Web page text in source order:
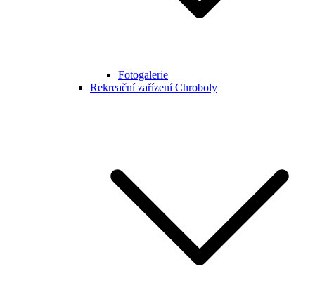
Fotogalerie
Rekreační zařízení Chroboly